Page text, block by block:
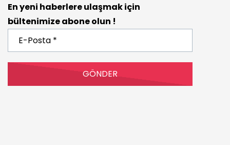
En yeni haberlere ulaşmak için
bültenimize abone olun !
Posta
*